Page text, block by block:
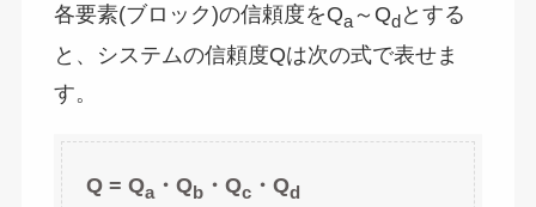
各要素(ブロック)の信頼度をQa～Qdとする
と、システムの信頼度Qは次の式で表せま
す。
Q = Qa・ Qb・ Qc・ Qd